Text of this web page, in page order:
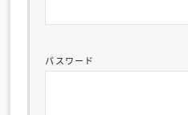
パスワード